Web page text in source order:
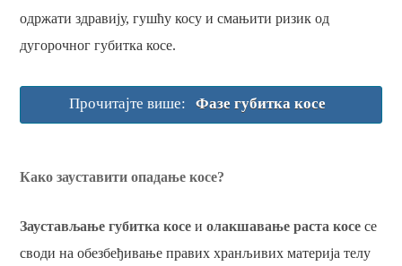
одржати здравију, гушћу косу и смањити ризик од
дугорочног губитка косе.
Прочитајте више: Фазе губитка косе
Како зауставити опадање косе?
Заустављање губитка косе иолакшавање раста косе се
своди на обезбеђивање правих хранљивих материја телу